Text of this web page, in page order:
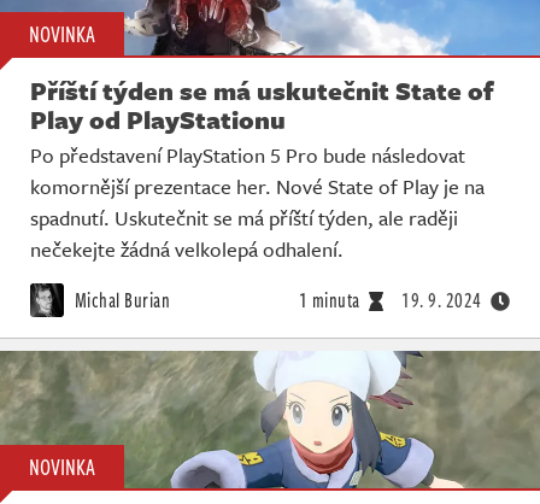
NOVINKA
Příští týden se má uskutečnit State of
Play od PlayStationu
Po představení PlayStation 5 Pro bude následovat
komornější prezentace her. Nové State of Play je na
spadnutí. Uskutečnit se má příští týden, ale raději
nečekejte žádná velkolepá odhalení.
Michal Burian 1 minuta 19. 9. 2024
NOVINKA